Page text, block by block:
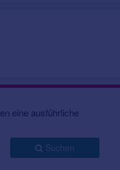
eine ausführliche
Suchen